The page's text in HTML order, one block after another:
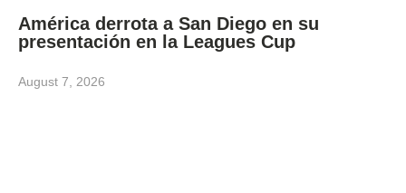
América derrota a San Diego en su
presentación en la Leagues Cup
August 7, 2026